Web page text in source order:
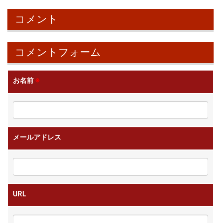
コメント
コメントフォーム
お名前 ※
メールアドレス
URL